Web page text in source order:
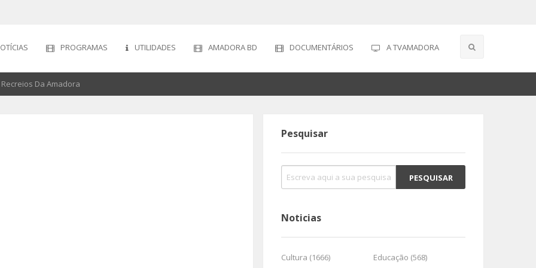
PROGRAMAS UTILIDADES AMADORA BD DOCUMENTÁRIOS A TVAMADORA
Da Amadora
Pesquisar
Noticias
Cultura (1666)
Educação (568)